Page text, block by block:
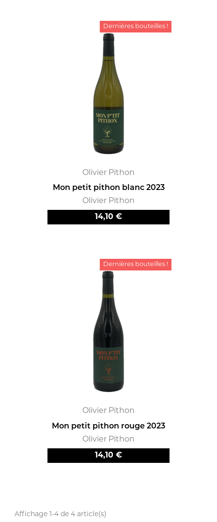
Olivier Pithon
Mon petit pithon blanc 2023
Olivier Pithon
Prix
14,10 €
Dernières bouteilles !
Olivier Pithon
Mon petit pithon rouge 2023
Olivier Pithon
Prix
14,10 €
Dernières bouteilles !
Affichage 1-4 de 4 article(s)